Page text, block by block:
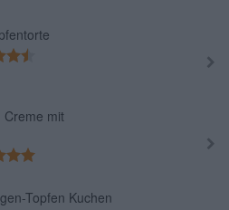
Creme mit
Topfen Kuchen